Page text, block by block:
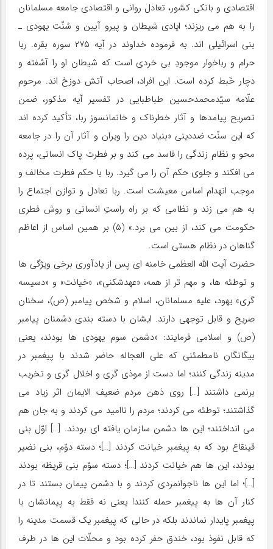
اقتصادی و بانکی کشور، تعادل روانی و اقتصادی جامعه مسلمانان
را به هم می ریزند؛ ایادی شیطان و پیرو آیین و سُنّت یهودی ـ
بنی اسرائیلی اند. به فرموده خداوند در آیه ۲۷۵ سوره بقره. ربا
حرام و رباخوار موجودِ بی خردی است که شیطان او را آشفته و
دچار خَبط کرده است. این افراد، اصحاب آتش دوزخ اند. مرحوم
علّامه سیّدمحمدحسین طباطبایی در تفسیر آیه مذکور، ضمن
تصریح پیامدها و آثار خطرناک و خانمانسوز ربا، تأکید کرده اند
که این سنّت ضددینی «بنیاد دین را ویران و آثار آن را در جامعه
محو و نظام زندگی را فاسد می کند و بر فطرت پاک انسانی، پرده
می افکند و جلوی حکم آن را می گیرد. ربا با حکم فطرت مخالف و
موجب انهدام اساس معیشت است. ربا تعادل و توازن اجتماع را
به هم می زند و نظامی که بر راه راستِ انسانی و روش فطری
حکومت می کند، از بین می برد.» (۵) بر همین اساس از اعاظم
گناهان در نظام هستی است.
حضرت آیت الله العظمی خامنه ای پس از یادآوری برخی ویژگی ها
و توطئه ها، و مهم تر از همه، «عهدشکنی»، «خیانت» و «دسیسه
گری» یهود، علیه مسلمانان، اسلام و شخص پیامبر (ص)، سخنان
صریح و قابل توجهی دارند. ایشان با دسته بندی دشمنان پیامبر
(ص) و اسلامی فرمایند: «دشمن سوم یهودی ها بودند، یعنی
بیگانگان نامطمئنی که علی العجاله حاضر شدند با پیغمبر در
مدینه زندگی کنند؛ اما دست از موذی گری و اخلال گری و تخریب
برنمی داشتند […] روی ذهن مردم ضعیف الایمان اثر زیاد می
گذاشتند؛ توطئه می کردند؛ مردم را ناامید می کردند و به جان هم
می انداختند؛ این ها دشمن سازمان یافته ای بودند. […] اوّل بنی
قینقاع بود که به پیغمبر خیانت کردند […]؛ دسته دوّم، بنی نضیر
بودند، این ها هم خیانت کردند […]؛ دسته سوّم بنی قریظه بودند
[…]؛ اما این ها ناجوانمردی کردند و با دشمن پیمان بستند تا در
کنار آن ها به پیغمبر حمله کنند! یعنی نه فقط به پیمانشان با
پیغمبر پایدار نماندند بلکه در حالی که پیغمبر یک قسمت مدینه را
که قابل نفوذ بود، خندق حفر کرده بود و محلّات این ها در طرف